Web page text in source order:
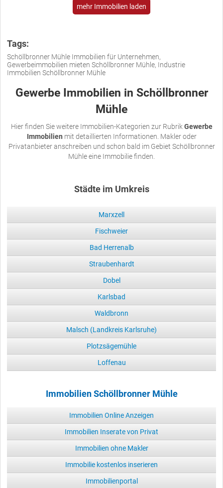
mehr Immobilien laden
Tags:
Schöllbronner Mühle Immobilien für Unternehmen,
Gewerbeimmobilien mieten Schöllbronner Mühle, Industrie
Immobilien Schöllbronner Mühle
Gewerbe Immobilien in Schöllbronner
Mühle
Hier finden Sie weitere Immobilien-Kategorien zur Rubrik Gewerbe
Immobilien mit detaillierten Informationen. Makler oder
Privatanbieter anschreiben und schon bald im Gebiet Schöllbronner
Mühle eine Immobilie finden.
Städte im Umkreis
Marxzell
Fischweier
Bad Herrenalb
Straubenhardt
Dobel
Karlsbad
Waldbronn
Malsch (Landkreis Karlsruhe)
Plotzsägemühle
Loffenau
Immobilien Schöllbronner Mühle
Immobilien Online Anzeigen
Immobilien Inserate von Privat
Immobilien ohne Makler
Immobilie kostenlos inserieren
Immobilienportal